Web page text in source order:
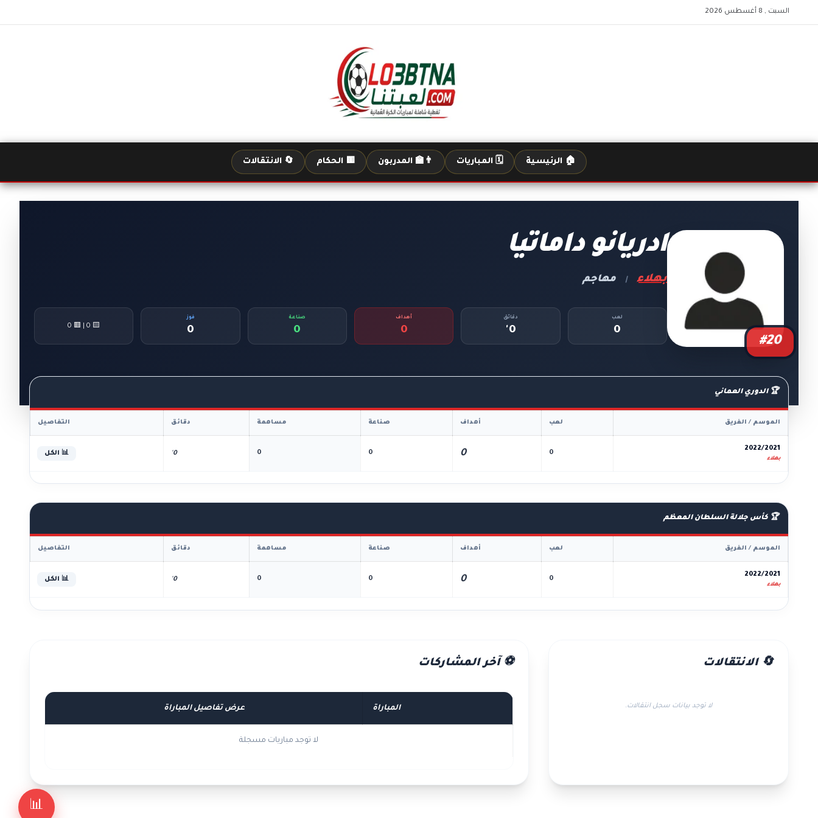
السبت , 8 أغسطس 2026
🏠 الرئيسية 🗓️ المباريات 👨‍🏫 المدربون 🟨 الحكام 🔄 الانتقالات
📊
#20
ادريانو داماتيا
بهلاء | مهاجم
لعب
0
دقائق
0'
أهداف
0
صناعة
0
فوز
0
🟨 0 | 🟥 0
🏆 الدوري العماني
الموسم / الفريق لعب أهداف صناعة مساهمة دقائق التفاصيل
2022/2021
بهلاء
0
0
0
0
0' 📊 الكل
🏆 كأس جلالة السلطان المعظم
الموسم / الفريق لعب أهداف صناعة مساهمة دقائق التفاصيل
2022/2021
بهلاء
0
0
0
0
0' 📊 الكل
🔄 الانتقالات
لا توجد بيانات سجل انتقالات.
⚽ آخر المشاركات
المباراة عرض تفاصيل المباراة
لا توجد مباريات مسجلة